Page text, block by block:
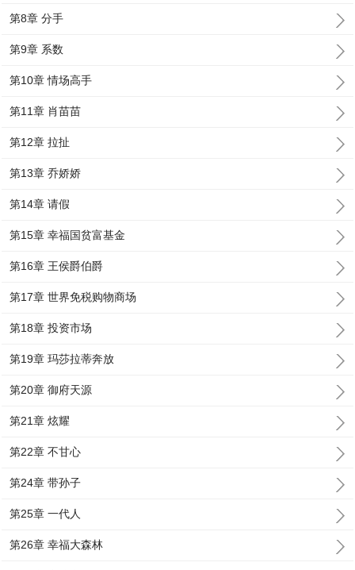
第8章 分手
第9章 系数
第10章 情场高手
第11章 肖苗苗
第12章 拉扯
第13章 乔娇娇
第14章 请假
第15章 幸福国贫富基金
第16章 王侯爵伯爵
第17章 世界免税购物商场
第18章 投资市场
第19章 玛莎拉蒂奔放
第20章 御府天源
第21章 炫耀
第22章 不甘心
第24章 带孙子
第25章 一代人
第26章 幸福大森林